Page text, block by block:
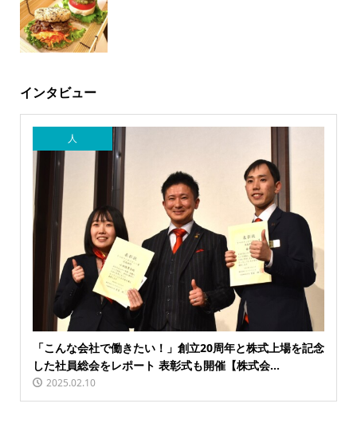
インタビュー
人
「こんな会社で働きたい！」創立20周年と株式上場を記念
した社員総会をレポート 表彰式も開催【株式会...
2025.02.10